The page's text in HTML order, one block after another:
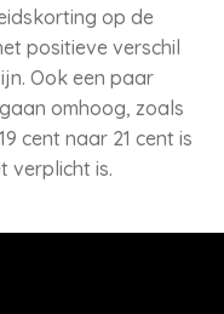
op de
positieve verschil
Ook een paar
omhoog, zoals
cent naar 21 cent is
verplicht is.